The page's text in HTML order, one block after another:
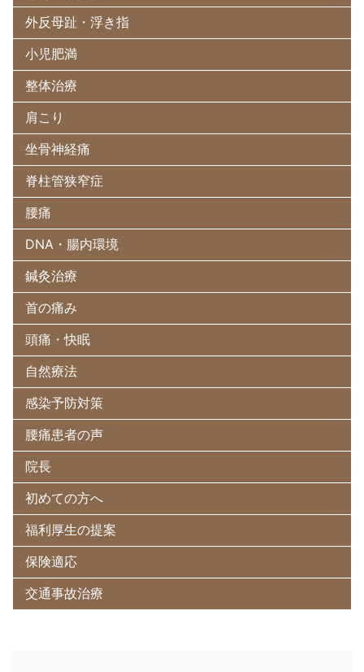
外反母趾・浮き指
小児肥満
整体治療
肩こり
坐骨神経痛
脊柱管狭窄症
腰痛
DNA・腸内環境
鍼灸治療
首の痛み
頭痛・快眠
自然療法
感染予防対策
腰痛患者の声
院長
初めての方へ
福利厚生の提案
保険適応
交通事故治療